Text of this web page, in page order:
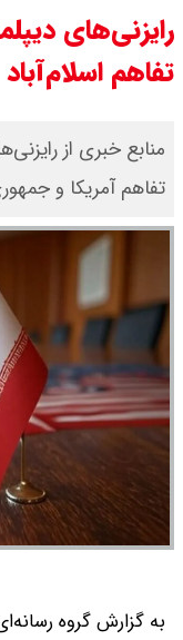
رایزنی‌های
تفاهم اسلام‌آباد
منابع خبری از
تفاهم آمریکا و
به گزارش گروه